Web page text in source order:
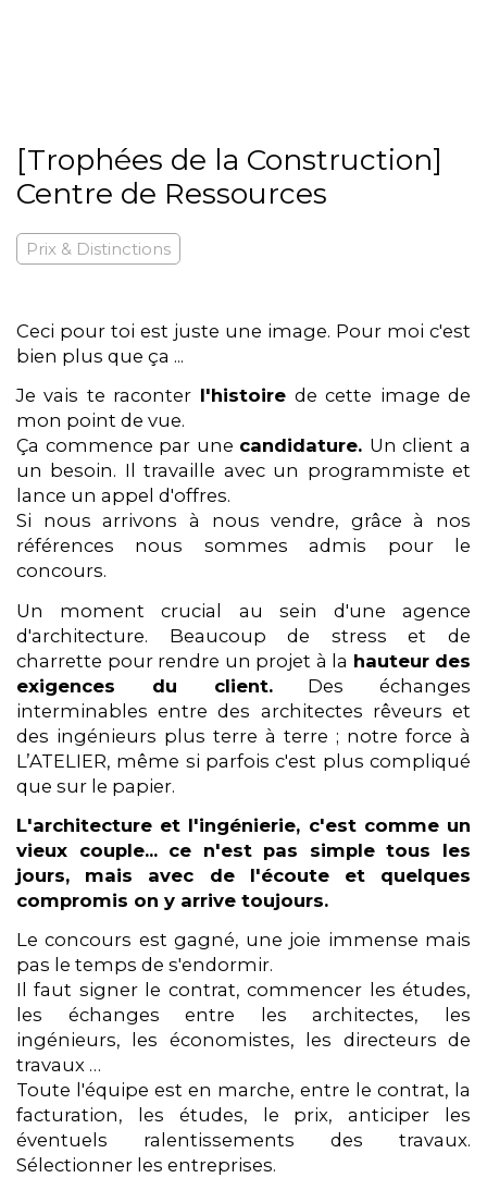
[Trophées de la Construction]
Centre de Ressources
Prix & Distinctions
Ceci pour toi est juste une image. Pour moi c'est
bien plus que ça ...
Je vais te raconter l'histoire de cette image de
mon point de vue.
Ça commence par une candidature. Un client a
un besoin. Il travaille avec un programmiste et
lance un appel d'offres.
Si nous arrivons à nous vendre, grâce à nos
références nous sommes admis pour le
concours.
Un moment crucial au sein d'une agence
d'architecture. Beaucoup de stress et de
charrette pour rendre un projet à la hauteur des
exigences du client.Des échanges
interminables entre des architectes rêveurs et
des ingénieurs plus terre à terre ; notre force à
L’ATELIER, même si parfois c'est plus compliqué
que sur le papier.
L'architecture et l'ingénierie, c'est comme un
vieux couple... ce n'est pas simple tous les
jours, mais avec de l'écoute et quelques
compromis on y arrive toujours.
Le concours est gagné, une joie immense mais
pas le temps de s'endormir.
Il faut signer le contrat, commencer les études,
les échanges entre les architectes, les
ingénieurs, les économistes, les directeurs de
travaux …
Toute l'équipe est en marche, entre le contrat, la
facturation, les études, le prix, anticiper les
éventuels ralentissements des travaux.
Sélectionner les entreprises.